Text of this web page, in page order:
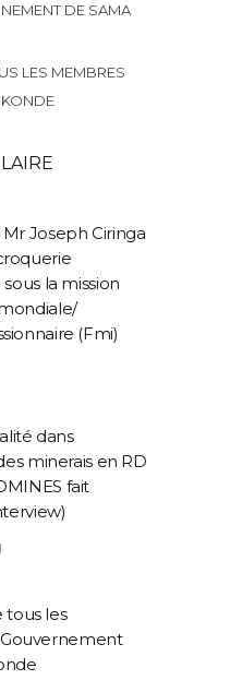
DE SAMA
LES MEMBRES
Joseph Ciringa
la mission
(Fmi)
dans
minerais en RD
fait
tous les